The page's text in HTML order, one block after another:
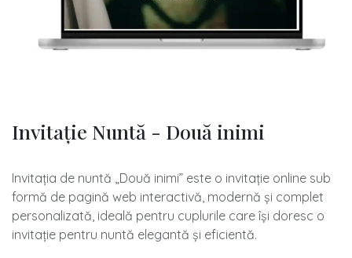
Invitație Nuntă - Două inimi
Invitația de nuntă „Două inimi” este o invitație online sub
formă de pagină web interactivă, modernă și complet
personalizată, ideală pentru cuplurile care își doresc o
invitație pentru nuntă elegantă și eficientă.